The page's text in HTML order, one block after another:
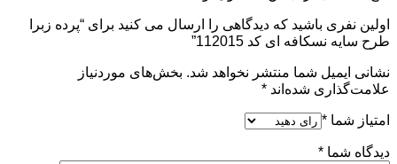
اولین نفری باشید که دیدگاهی را ارسال می کنید برای “پرده زبرا
طرح سایه نسکافه ای کد 112015”
نشانی ایمیل شما منتشر نخواهد شد. بخش‌های موردنیاز
علامت‌گذاری شده‌اند *
امتیاز شما *
دیدگاه شما *